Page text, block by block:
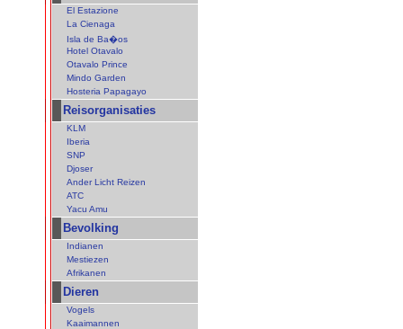
El Estazione
La Cienaga
Isla de Ba�os
Hotel Otavalo
Otavalo Prince
Mindo Garden
Hosteria Papagayo
Reisorganisaties
KLM
Iberia
SNP
Djoser
Ander Licht Reizen
ATC
Yacu Amu
Bevolking
Indianen
Mestiezen
Afrikanen
Dieren
Vogels
Kaaimannen